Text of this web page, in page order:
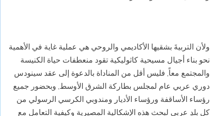
ولأن التربيةَ بشقيها الأكاديمي والروحي هي عملية غاية في الأهمية
نحو بناء أجيال مسيحية كاثوليكية تقود منعطفات حياة الكنيسة
والمجتمع معاً, فليس أقل من المناداة بالدعوة إلى عقد سينودس
دوري عربي عام لمجلس بطاركة الشرق الأوسط, وبحضور جميع
رؤساء الأساقفة ورؤساء الأديار ومندوبي الكرسي الرسولي من
كل بلدٍ عربي لبحث هذه الإشكالية المصيرية وكيفية التعامل مع